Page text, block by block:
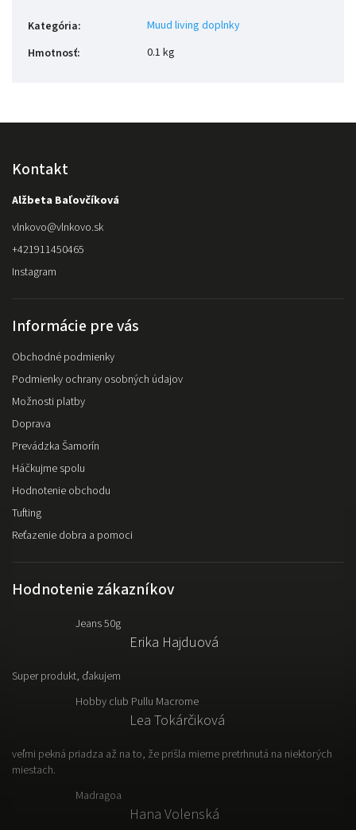
Kategória:
Muud living doplnky
Hmotnosť: 0.1 kg
Kontakt
Alžbeta Baľovčíková
vlnkovo@vlnkovo.sk
+421911450465
Instagram
Informácie pre vás
Obchodné podmienky
Podmienky ochrany osobných údajov
Možnosti platby
Doprava
Prevádzka Šamorín
Háčkujme spolu
Hodnotenie obchodu
Tufting
Reťazenie dobra a pomoci
Hodnotenie zákazníkov
Jeans 50g
Erika Hajduová
Super produkt, ďakujem
Hobby club Pullu Macrome
Lea Tokárčiková
veľmi pekná priadza až na to, že prišla mierne pretrhnutá na niektorých
miestach.
Madragoa
Hana Volenská